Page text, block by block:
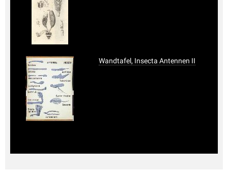
Wandtafel, Insecta Antennen II